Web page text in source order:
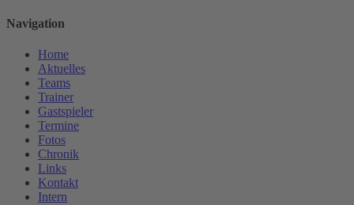
Navigation
Home
Aktuelles
Teams
Trainer
Gastspieler
Termine
Fotos
Chronik
Links
Kontakt
Intern